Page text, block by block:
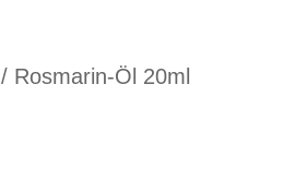
/ Rosmarin-Öl 20ml